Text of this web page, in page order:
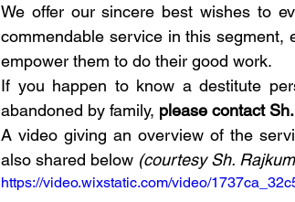
We offer our sincere best wishes to
commendable service in this segment,
empower them to do their good work.
If you happen to know a destitute
abandoned by family, please contact
A video giving an overview of the
also shared below (courtesy Sh.
https://video.wixstatic.com/video/